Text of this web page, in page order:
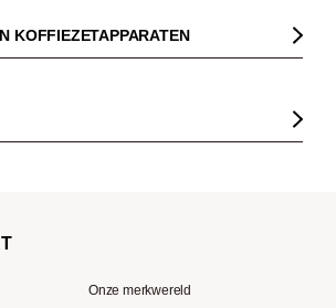
KOFFIEZETAPPARATEN
Onze merkwereld